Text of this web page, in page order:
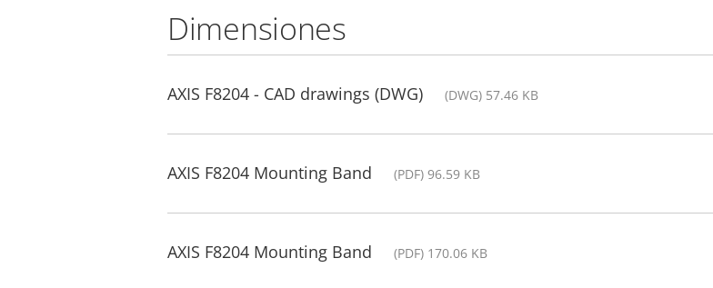
Dimensiones
AXIS F8204 - CAD drawings (DWG) (DWG) 57.46 KB
AXIS F8204 Mounting Band (PDF) 96.59 KB
AXIS F8204 Mounting Band (PDF) 170.06 KB